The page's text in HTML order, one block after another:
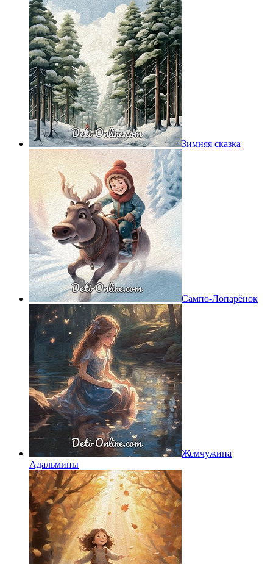
Зимняя сказка
Сампо-Лопарёнок
Жемчужина
Адальмины